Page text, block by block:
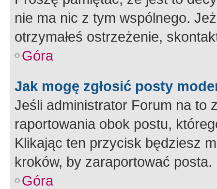
nie ma nic z tym wspólnego.
otrzymałeś ostrzeżenie,
Góra
Jak mogę zgłosić posty
Jeśli administrator Forum na to
raportowania obok postu,
Klikając ten przycisk będziesz
kroków, by zaraportować posta.
Góra